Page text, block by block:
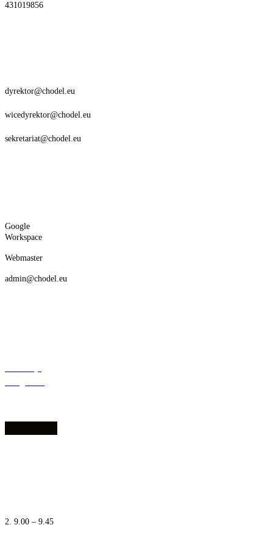
431019856
dyrektor@chodel.eu
wicedyrektor@chodel.eu
sekretariat@chodel.eu
Google
Workspace
Webmaster
admin@chodel.eu
2. 9.00 – 9.45